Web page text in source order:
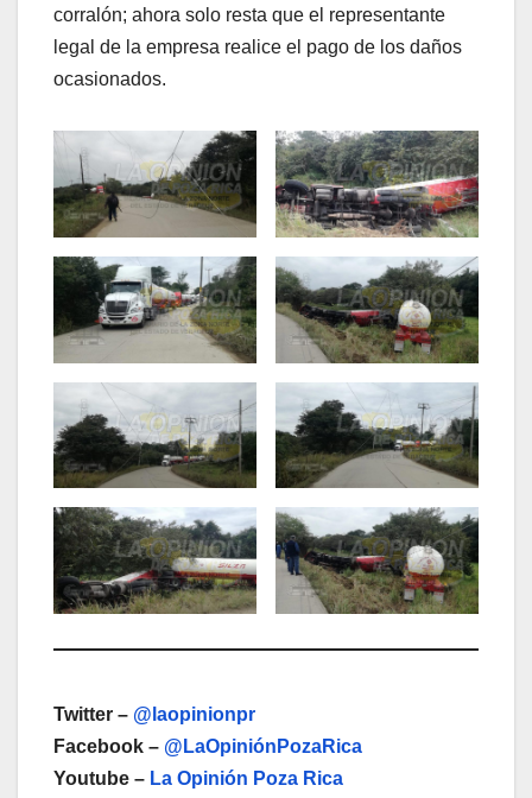
corralón; ahora solo resta que el representante
legal de la empresa realice el pago de los daños
ocasionados.
Twitter – @laopinionpr
Facebook – @LaOpiniónPozaRica
Youtube – La Opinión Poza Rica